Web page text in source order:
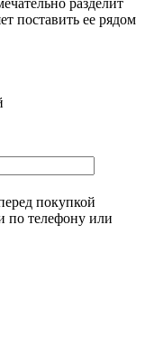
разделит
поставить ее рядом
покупкой
по телефону или